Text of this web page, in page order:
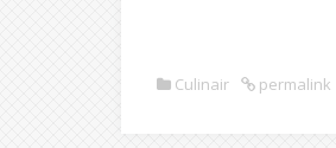
Culinair permalink